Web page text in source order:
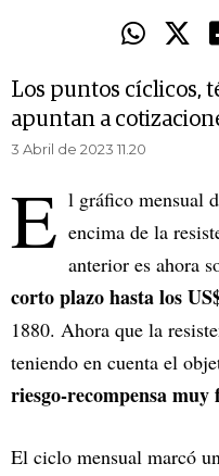
Los puntos cíclicos,
apuntan a
3 Abril de 2023 11.20
E l gráfico mensual
encima de la
anterior es ahora
corto plazo hasta los
1880. Ahora que la
teniendo en cuenta el
riesgo-recompensa muy
El ciclo mensual marcó